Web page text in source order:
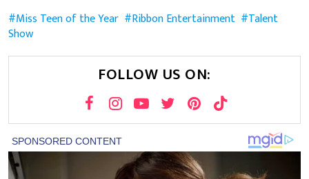
Miss Teen of the Year Ribbon Entertainment
Talent
Show
FOLLOW US ON: